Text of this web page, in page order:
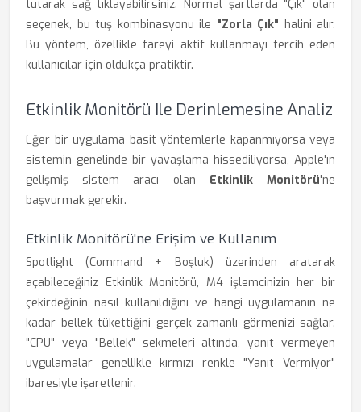
tutarak sağ tıklayabilirsiniz. Normal şartlarda "Çık" olan
seçenek, bu tuş kombinasyonu ile "Zorla Çık" halini alır.
Bu yöntem, özellikle fareyi aktif kullanmayı tercih eden
kullanıcılar için oldukça pratiktir.
Etkinlik Monitörü Ile Derinlemesine Analiz
Eğer bir uygulama basit yöntemlerle kapanmıyorsa veya
sistemin genelinde bir yavaşlama hissediliyorsa, Apple'ın
gelişmiş sistem aracı olan Etkinlik Monitörü'ne
başvurmak gerekir.
Etkinlik Monitörü'ne Erişim ve Kullanım
Spotlight (Command + Boşluk) üzerinden aratarak
açabileceğiniz Etkinlik Monitörü, M4 işlemcinizin her bir
çekirdeğinin nasıl kullanıldığını ve hangi uygulamanın ne
kadar bellek tükettiğini gerçek zamanlı görmenizi sağlar.
"CPU" veya "Bellek" sekmeleri altında, yanıt vermeyen
uygulamalar genellikle kırmızı renkle "Yanıt Vermiyor"
ibaresiyle işaretlenir.